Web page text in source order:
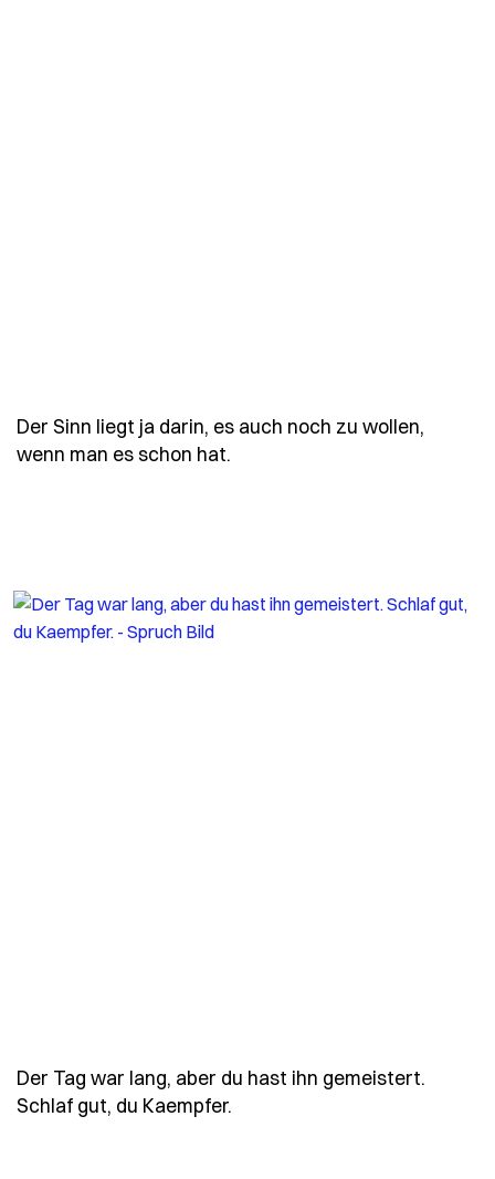
Der Sinn liegt ja darin, es auch noch zu wollen,
wenn man es schon hat.
Der Tag war lang, aber du hast ihn gemeistert.
Schlaf gut, du Kaempfer.